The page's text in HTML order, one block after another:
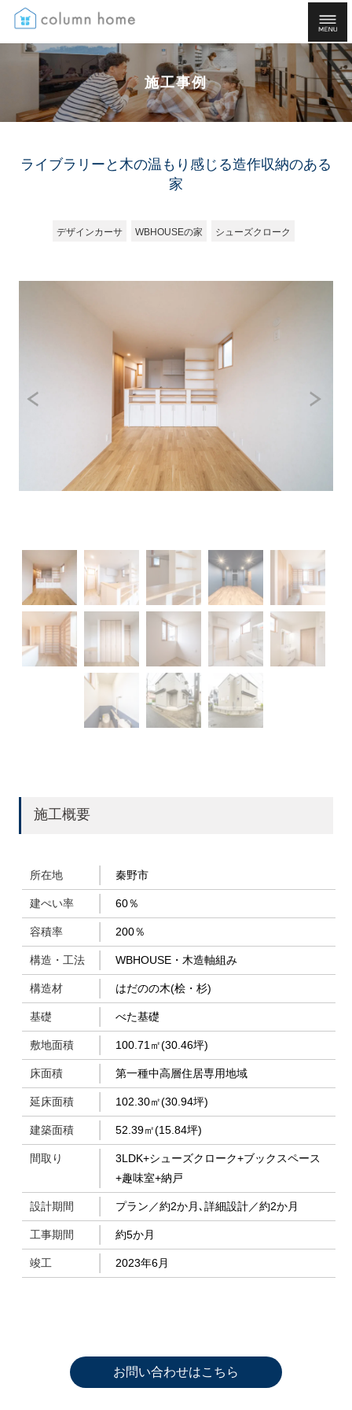
施工事例
ライブラリーと木の温もり感じる造作収納のある
家
デザインカーサ WBHOUSEの家 シューズクローク
施工概要
所在地 秦野市
建ぺい率 60％
容積率 200％
構造・工法 WBHOUSE・木造軸組み
構造材 はだのの木(桧・杉)
基礎 べた基礎
敷地面積 100.71㎡(30.46坪)
床面積 第一種中高層住居専用地域
延床面積 102.30㎡(30.94坪)
建築面積 52.39㎡(15.84坪)
間取り
3LDK+シューズクローク+ブックスペース
+趣味室+納戸
設計期間 プラン／約2か月､詳細設計／約2か月
工事期間 約5か月
竣工 2023年6月
お問い合わせはこちら